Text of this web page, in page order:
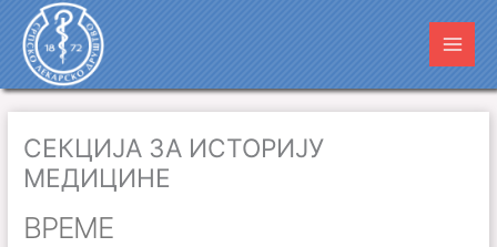
Пређи
садржај
Main
СЕКЦИЈА ЗА ИСТОРИЈУ
МЕДИЦИНЕ
ВРЕМЕ